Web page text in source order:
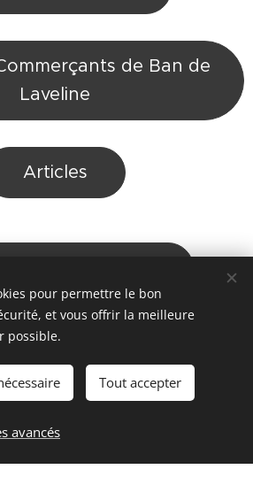
de Ban de
Laveline
Articles
Cuisine Partie
Nouvel An
pour permettre le bon
et vous offrir la meilleure
possible.
Tout accepter
avancés